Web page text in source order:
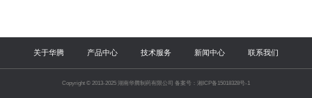
关于华腾 产品中心 技术服务 新闻中心 联系我们
Copyright © 2013-2025 湖南华腾制药有限公司 备案号：湘ICP备15018328号-1